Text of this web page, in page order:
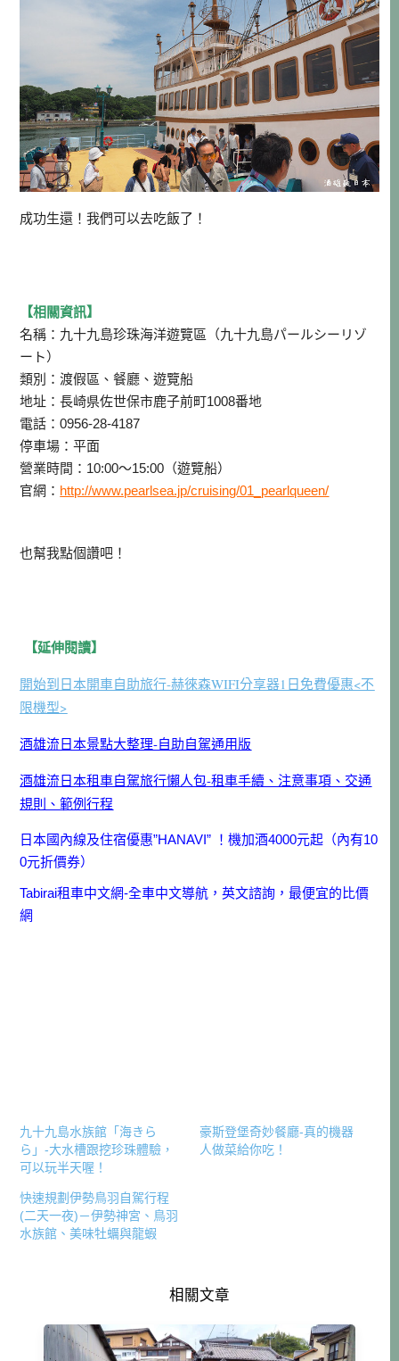
成功生還！我們可以去吃飯了！
【相關資訊】
名稱： 九十九島珍珠海洋遊覽區（九十九島パールシーリゾ
ート）
類別：渡假區、餐廳、遊覽船
地址：長崎県佐世保市鹿子前町1008番地
電話：0956-28-4187
停車場：平面
營業時間：10:00～15:00（遊覽船）
官網： http://www.pearlsea.jp/cruising/01_pearlqueen/
也幫我點個讚吧！
【延伸閱讀】
開始到日本開車自助旅行-赫徠森WIFI分享器1日免費優惠<不
限機型>
酒雄流日本景點大整理-自助自駕通用版
酒雄流日本租車自駕旅行懶人包-租車手續、注意事項、交通
規則、範例行程
日本國內線及住宿優惠”HANAVI” ！機加酒4000元起（內有10
0元折價券）
Tabirai租車中文網-全車中文導航，英文諮詢，最便宜的比價
網
九十九島水族館「海きら
ら」-大水槽跟挖珍珠體驗，
可以玩半天喔！
豪斯登堡奇妙餐廳-真的機器
人做菜給你吃！
快速規劃伊勢鳥羽自駕行程
(二天一夜)－伊勢神宮、鳥羽
水族館、美味牡蠣與龍蝦
相關文章